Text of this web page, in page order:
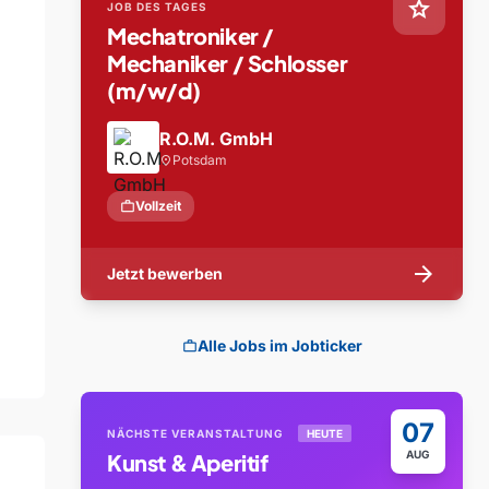
star
JOB DES TAGES
Mechatroniker /
Mechaniker / Schlosser
(m/w/d)
R.O.M. GmbH
location_on Potsdam
workVollzeit
Jetzt bewerben arrow_forward
workAlle Jobs im Jobticker
07
AUG
NÄCHSTE VERANSTALTUNG HEUTE
Kunst & Aperitif